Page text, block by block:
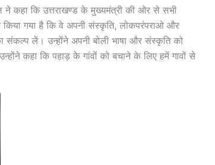
ने कहा कि उत्तराखण्ड के मुख्यमंत्री की ओर से सभी
किया गया है कि वे अपनी संस्कृति, लोकपरंपराओ और
लें। उन्होंने अपनी बोली भाषा और संस्कृति को
कहा कि पहाड़ के गांवों को बचाने के लिए हमें गावों से